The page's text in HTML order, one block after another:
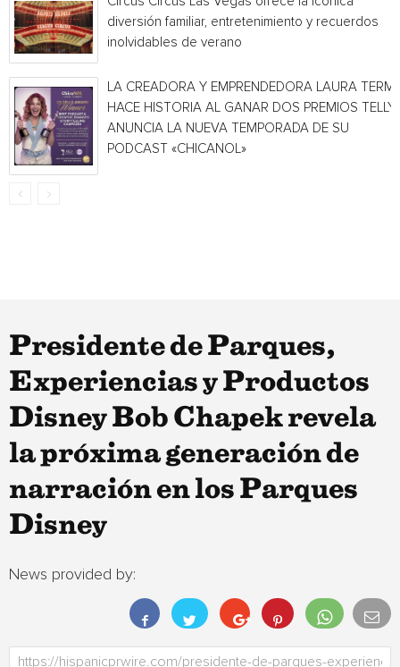
diversión familiar, entretenimiento y recuerdos
inolvidables de verano
LA CREADORA Y EMPRENDEDORA LAURA
HACE HISTORIA AL GANAR DOS PREMIOS TELLY
ANUNCIA LA NUEVA TEMPORADA DE SU
PODCAST «CHICANOL»
Presidente de Parques,
Experiencias y Productos
Disney Bob Chapek revela
la próxima generación de
narración en los Parques
Disney
News provided by: